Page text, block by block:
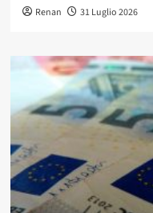
Renan 31 Luglio 2026